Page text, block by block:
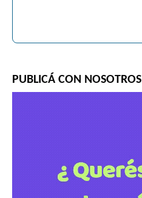
PUBLICÁ CON NOSOTROS